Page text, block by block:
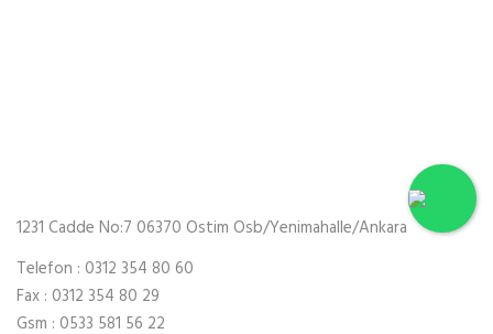
1231 Cadde No:7 06370 Ostim Osb/Yenimahalle/Ankara
Telefon : 0312 354 80 60
Fax : 0312 354 80 29
Gsm : 0533 581 56 22